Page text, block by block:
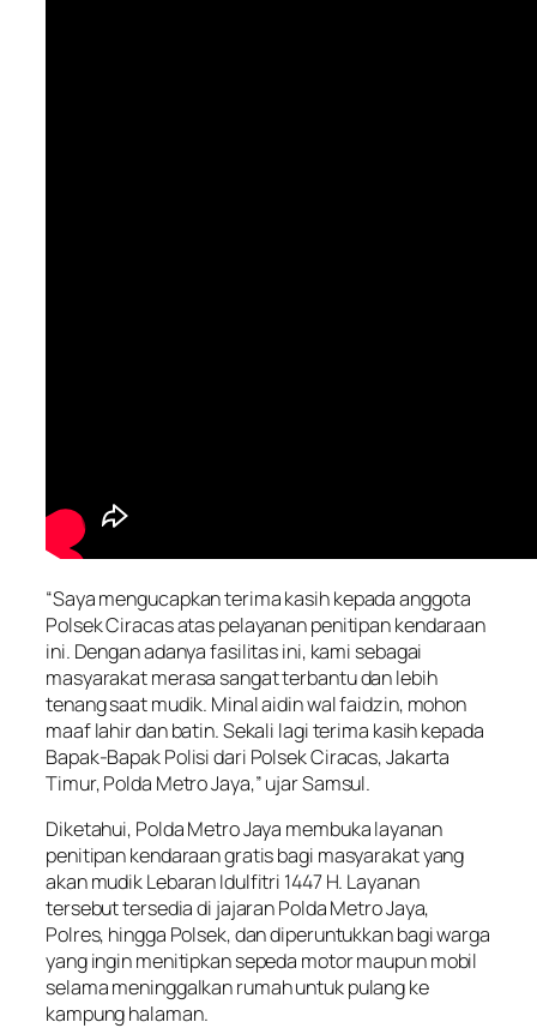
“Saya mengucapkan terima kasih kepada anggota
Polsek Ciracas atas pelayanan penitipan kendaraan
ini. Dengan adanya fasilitas ini, kami sebagai
masyarakat merasa sangat terbantu dan lebih
tenang saat mudik. Minal aidin wal faidzin, mohon
maaf lahir dan batin. Sekali lagi terima kasih kepada
Bapak-Bapak Polisi dari Polsek Ciracas, Jakarta
Timur, Polda Metro Jaya,” ujar Samsul.
Diketahui, Polda Metro Jaya membuka layanan
penitipan kendaraan gratis bagi masyarakat yang
akan mudik Lebaran Idulfitri 1447 H. Layanan
tersebut tersedia di jajaran Polda Metro Jaya,
Polres, hingga Polsek, dan diperuntukkan bagi warga
yang ingin menitipkan sepeda motor maupun mobil
selama meninggalkan rumah untuk pulang ke
kampung halaman.